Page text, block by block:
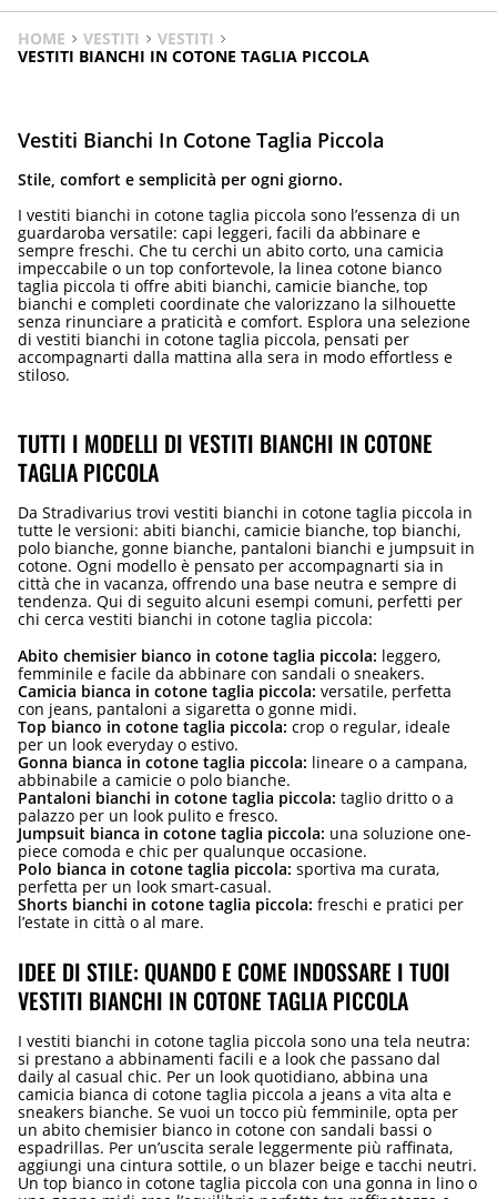
HOME VESTITI
VESTITI
VESTITI BIANCHI IN COTONE TAGLIA PICCOLA
Vestiti Bianchi In Cotone Taglia Piccola
Stile, comfort e semplicità per ogni giorno.
I vestiti bianchi in cotone taglia piccola sono l’essenza di un
guardaroba versatile: capi leggeri, facili da abbinare e
sempre freschi. Che tu cerchi un abito corto, una camicia
impeccabile o un top confortevole, la linea cotone bianco
taglia piccola ti offre abiti bianchi, camicie bianche, top
bianchi e completi coordinate che valorizzano la silhouette
senza rinunciare a praticità e comfort. Esplora una selezione
di vestiti bianchi in cotone taglia piccola, pensati per
accompagnarti dalla mattina alla sera in modo effortless e
stiloso.
TUTTI I MODELLI DI VESTITI BIANCHI IN COTONE
TAGLIA PICCOLA
Da Stradivarius trovi vestiti bianchi in cotone taglia piccola in
tutte le versioni: abiti bianchi, camicie bianche, top bianchi,
polo bianche, gonne bianche, pantaloni bianchi e jumpsuit in
cotone. Ogni modello è pensato per accompagnarti sia in
città che in vacanza, offrendo una base neutra e sempre di
tendenza. Qui di seguito alcuni esempi comuni, perfetti per
chi cerca vestiti bianchi in cotone taglia piccola:
Abito chemisier bianco in cotone taglia piccola: leggero,
femminile e facile da abbinare con sandali o sneakers.
Camicia bianca in cotone taglia piccola: versatile, perfetta
con jeans, pantaloni a sigaretta o gonne midi.
Top bianco in cotone taglia piccola: crop o regular, ideale
per un look everyday o estivo.
Gonna bianca in cotone taglia piccola: lineare o a campana,
abbinabile a camicie o polo bianche.
Pantaloni bianchi in cotone taglia piccola: taglio dritto o a
palazzo per un look pulito e fresco.
Jumpsuit bianca in cotone taglia piccola: una soluzione one-
piece comoda e chic per qualunque occasione.
Polo bianca in cotone taglia piccola: sportiva ma curata,
perfetta per un look smart-casual.
Shorts bianchi in cotone taglia piccola: freschi e pratici per
l’estate in città o al mare.
IDEE DI STILE: QUANDO E COME INDOSSARE I TUOI
VESTITI BIANCHI IN COTONE TAGLIA PICCOLA
I vestiti bianchi in cotone taglia piccola sono una tela neutra:
si prestano a abbinamenti facili e a look che passano dal
daily al casual chic. Per un look quotidiano, abbina una
camicia bianca di cotone taglia piccola a jeans a vita alta e
sneakers bianche. Se vuoi un tocco più femminile, opta per
un abito chemisier bianco in cotone con sandali bassi o
espadrillas. Per un’uscita serale leggermente più raffinata,
aggiungi una cintura sottile, o un blazer beige e tacchi neutri.
Un top bianco in cotone taglia piccola con una gonna in lino o